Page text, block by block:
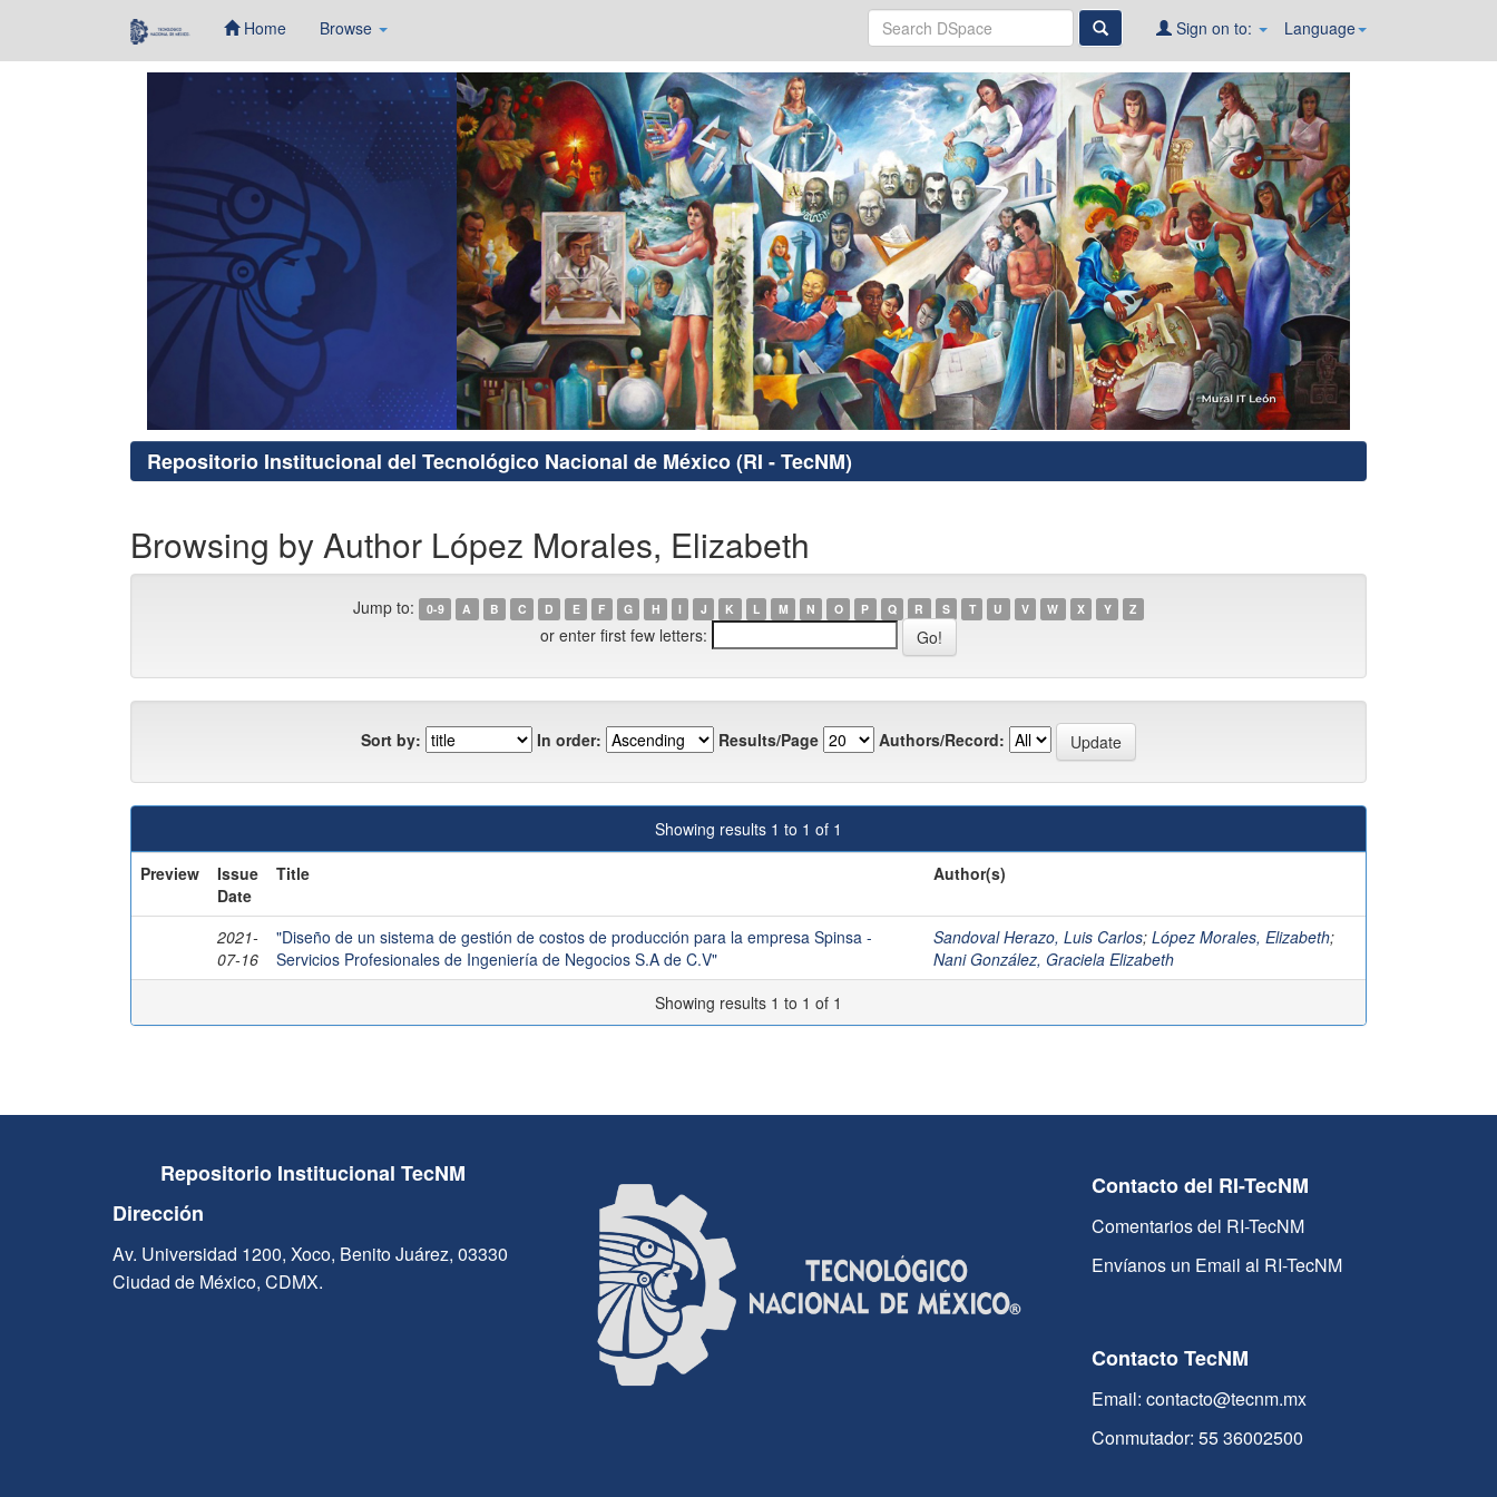
Home Browse Language
Sign on to:
Repositorio Institucional del Tecnológico Nacional de México (RI - TecNM)
Browsing by Author López Morales, Elizabeth
Jump to: 0-9 A B C D E F G H I J K L M N O P Q R S T U V W X Y Z
or enter first few letters:
Sort by: In order: Results/Page Authors/Record:
Showing results 1 to 1 of 1
Preview
Issue
Date
Title Author(s)
2021-
07-16
"Diseño de un sistema de gestión de costos de producción para la empresa Spinsa -
Servicios Profesionales de Ingeniería de Negocios S.A de C.V"
Sandoval Herazo, Luis Carlos; López Morales, Elizabeth;
Nani González, Graciela Elizabeth
Showing results 1 to 1 of 1
Repositorio Institucional TecNM
Dirección
Av. Universidad 1200, Xoco, Benito Juárez, 03330
Ciudad de México, CDMX.
Contacto del RI-TecNM
Comentarios del RI-TecNM
Envíanos un Email al RI-TecNM
Contacto TecNM
Email: contacto@tecnm.mx
Conmutador: 55 36002500